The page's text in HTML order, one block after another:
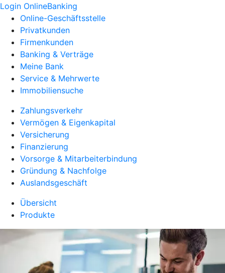
Login OnlineBanking
Online-Geschäftsstelle
Privatkunden
Firmenkunden
Banking & Verträge
Meine Bank
Service & Mehrwerte
Immobiliensuche
Zahlungsverkehr
Vermögen & Eigenkapital
Versicherung
Finanzierung
Vorsorge & Mitarbeiterbindung
Gründung & Nachfolge
Auslandsgeschäft
Übersicht
Produkte